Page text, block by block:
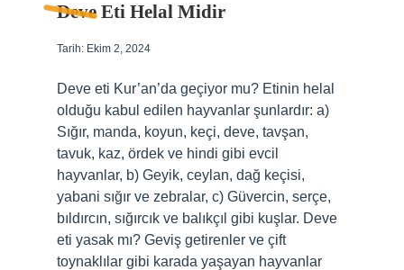
Deve Eti Helal Midir
Tarih: Ekim 2, 2024
Deve eti Kur’an’da geçiyor mu? Etinin helal
olduğu kabul edilen hayvanlar şunlardır: a)
Sığır, manda, koyun, keçi, deve, tavşan,
tavuk, kaz, ördek ve hindi gibi evcil
hayvanlar, b) Geyik, ceylan, dağ keçisi,
yabani sığır ve zebralar, c) Güvercin, serçe,
bıldırcın, sığırcık ve balıkçıl gibi kuşlar. Deve
eti yasak mı? Geviş getirenler ve çift
toynaklılar gibi karada yaşayan hayvanlar